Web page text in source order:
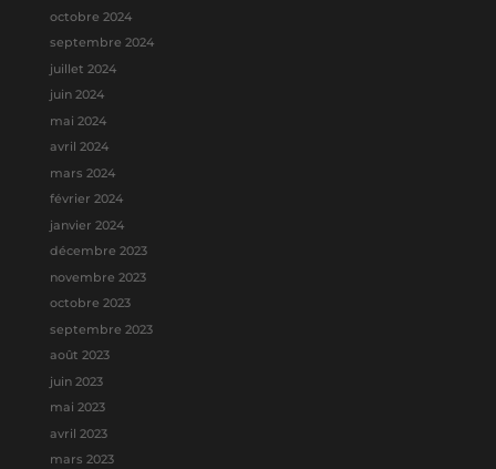
octobre 2024
septembre 2024
juillet 2024
juin 2024
mai 2024
avril 2024
mars 2024
février 2024
janvier 2024
décembre 2023
novembre 2023
octobre 2023
septembre 2023
août 2023
juin 2023
mai 2023
avril 2023
mars 2023